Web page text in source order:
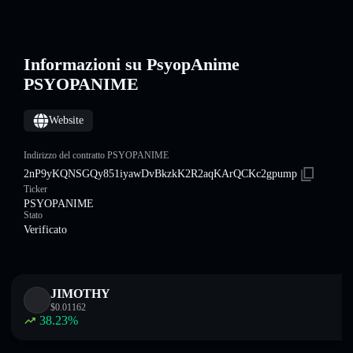
Informazioni su PsyopAnime
PSYOPANIME
Website
Indirizzo del contratto PSYOPANIME
2nP9yKQNSGQy851iyawDvBkzkK2R2aqKArQCKc2gpump
Ticker
PSYOPANIME
Stato
Verificato
JIMOTHY
$0.01162
38.23%